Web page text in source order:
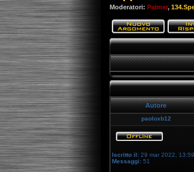
Moderatori: Palmer,
Autore
paoloxb12
Iscritto il: 29 mar 2022, 13:59
Messaggi: 51